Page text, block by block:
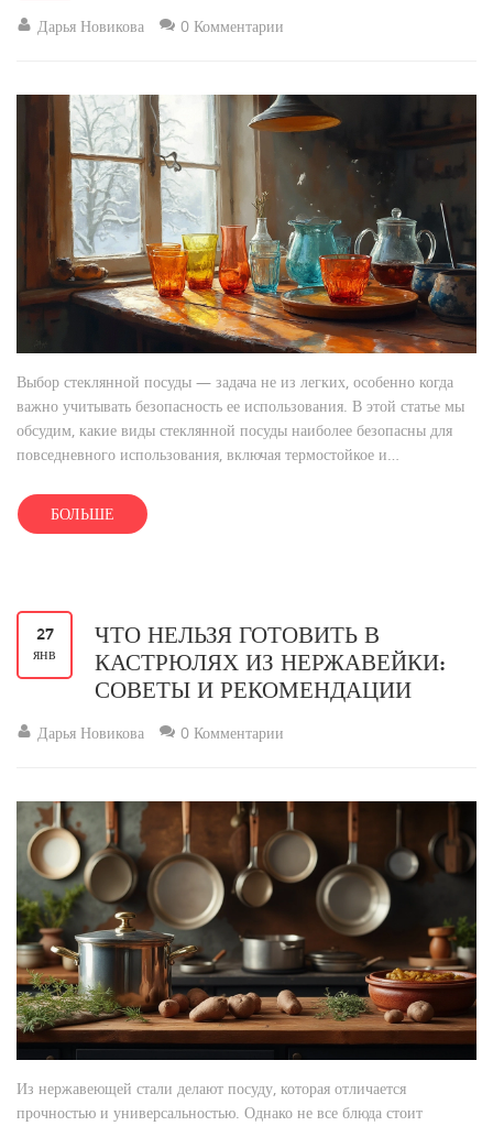
Дарья Новикова 0 Комментарии
Выбор стеклянной посуды — задача не из легких, особенно когда
важно учитывать безопасность ее использования. В этой статье мы
обсудим, какие виды стеклянной посуды наиболее безопасны для
повседневного использования, включая термостойкое и
интересных фактов, которые помогут вам принимать более
обоснованные решения. Узнайте, каким образом стекло может быть
БОЛЬШЕ
27
янв
ЧТО НЕЛЬЗЯ ГОТОВИТЬ В
КАСТРЮЛЯХ ИЗ НЕРЖАВЕЙКИ:
СОВЕТЫ И РЕКОМЕНДАЦИИ
Дарья Новикова 0 Комментарии
Из нержавеющей стали делают посуду, которая отличается
прочностью и универсальностью. Однако не все блюда стоит